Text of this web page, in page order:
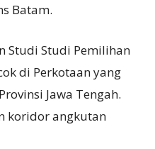
Batam.
Studi Studi Pemilihan
di Perkotaan yang
Jawa Tengah.
koridor angkutan